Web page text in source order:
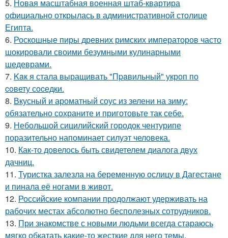
5. Новая масштабная военная штаб-квартира
официально открылась в административной столице
Египта.
6. Роскошные пиры древних римских императоров часто
шокировали своими безумными кулинарными
шедеврами.
7. Kaк я стала выращивать "Пpaвильный" укроп по
coвету сocедки.
8. Вкусный и ароматный соус из зелени на зиму:
обязательно сохраните и приготовьте так себе.
9. Небольшой сицилийский городок чентурипе
поразительно напоминает силуэт человека.
10. Как-то довелось быть свидетелем диалога двух
дачниц.
11. Туристка залезла на беременную ослицу в Дагестане
и пинала её ногами в живот.
12. Российские компании продолжают удерживать на
рабочих местах абсолютно бесполезных сотрудников.
13. При знакомстве с новыми людьми всегда стараюсь
мягко обкатать какие-то жесткие для него темы.